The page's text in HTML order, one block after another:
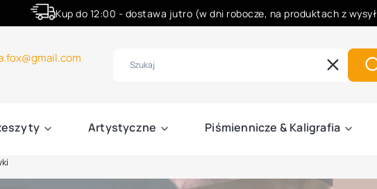
Kup do 12:00 - dostawa jutro (w dni robocze, na produktach z
Wyczyść
Artystyczne Piśmiennicze & Kaligrafia